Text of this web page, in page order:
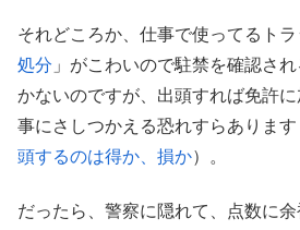
それどころか、仕事で使ってるトラ
処分 」がこわいので駐禁を確認さ
かないのですが、出頭すれば免許
事にさしつかえる恐れすらあります
頭するのは得か、損か）。
だったら、警察に隠れて、点数に